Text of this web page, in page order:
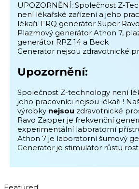
UPOZORNĚNÍ: Společnost Z-
není lékařské zařízení a jeho
lékaři. FRQ generátor Super
Plazmový generátor Athon 7,
generátor RPZ 14 a Beck
Generator nejsou zdravotnické
Upozornění:
Společnost Z-technology není
jeho pracovníci nejsou lékaři !
výrobky nejsou zdravotnické
Ravo Zapper je frekvenční
experimentální laboratorní
Athon 7 je laboratorní šumový
Generator je stimulátor růstu